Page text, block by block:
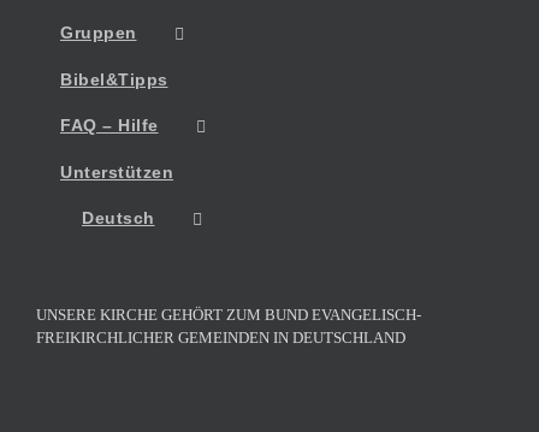
Gruppen
Bibel&Tipps
FAQ – Hilfe
Unterstützen
Deutsch
UNSERE KIRCHE GEHÖRT ZUM BUND EVANGELISCH-
FREIKIRCHLICHER GEMEINDEN IN DEUTSCHLAND